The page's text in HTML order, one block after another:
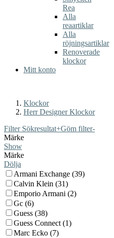
Rea
Alla
reaartiklar
Alla
röjningsartiklar
Renoverade
klockor
Mitt konto
Klockor
Herr Designer Klockor
Filter Sökresultat+Göm filter-
Märke
Show
Märke
Dölja
Armani Exchange (39)
Calvin Klein (31)
Emporio Armani (2)
Gc (6)
Guess (38)
Guess Connect (1)
Marc Ecko (7)